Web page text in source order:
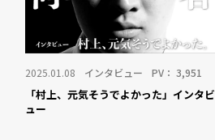
2025.01.08 インタビュー PV： 3,951
「村上、元気そうでよかった」インタビ
ュー